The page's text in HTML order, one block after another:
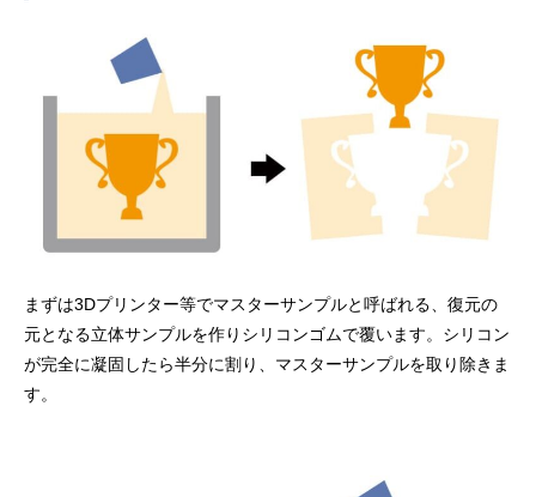
まずは3Dプリンター等でマスターサンプルと呼ばれる、復元の
元となる立体サンプルを作りシリコンゴムで覆います。シリコン
が完全に凝固したら半分に割り、マスターサンプルを取り除きま
す。